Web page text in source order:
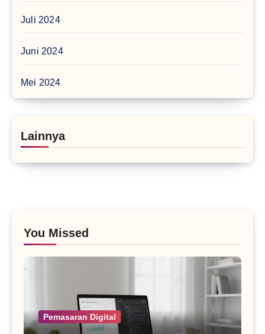
Juli 2024
Juni 2024
Mei 2024
Lainnya
You Missed
Pemasaran Digital